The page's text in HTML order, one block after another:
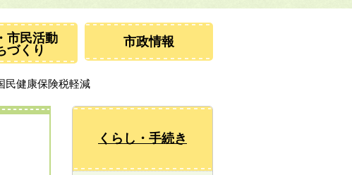
市民活動
づくり
市政情報
民健康保険税軽減
くらし・手続き